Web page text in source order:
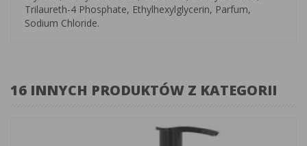
Trilaureth-4 Phosphate, Ethylhexylglycerin, Parfum,
Sodium Chloride.
16 INNYCH PRODUKTÓW Z KATEGORII